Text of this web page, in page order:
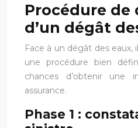
Procédure de
d’un dégât
Face à un dégât des
une procédure bien
chances d’obtenir une
assurance.
Phase 1 :